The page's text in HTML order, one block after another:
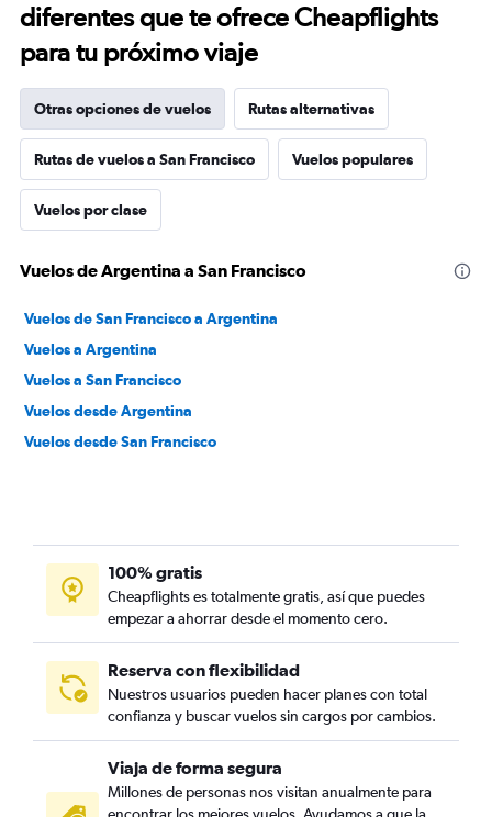
diferentes que te ofrece Cheapflights
para tu próximo viaje
Otras opciones de vuelos Rutas alternativas
Rutas de vuelos a San Francisco Vuelos populares
Vuelos por clase
Vuelos de Argentina a San Francisco
Vuelos de San Francisco a Argentina
Vuelos a Argentina
Vuelos a San Francisco
Vuelos desde Argentina
Vuelos desde San Francisco
100% gratis
Cheapflights es totalmente gratis, así que puedes
empezar a ahorrar desde el momento cero.
Reserva con flexibilidad
Nuestros usuarios pueden hacer planes con total
confianza y buscar vuelos sin cargos por cambios.
Viaja de forma segura
Millones de personas nos visitan anualmente para